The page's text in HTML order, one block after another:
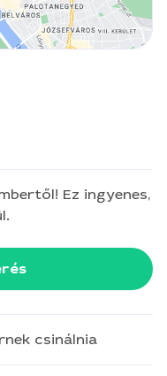
Ez ingyenes,
csinálnia